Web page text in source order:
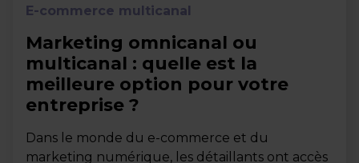
E-commerce multicanal
Marketing omnicanal ou
multicanal : quelle est la
meilleure option pour votre
entreprise ?
Dans le monde du e-commerce et du
marketing numérique, les détaillants ont accès